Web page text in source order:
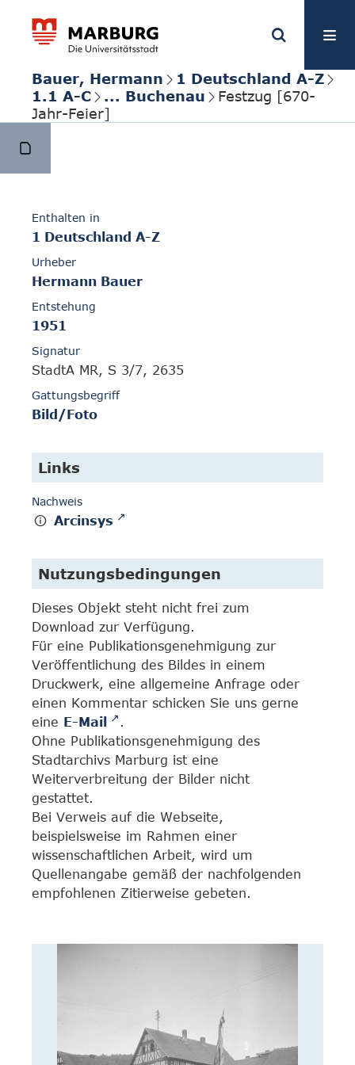
Bauer, Hermann
1 Deutschland A-Z
1.1 A-C
... Buchenau
Festzug [670-
Jahr-Feier]
Enthalten in
1 Deutschland A-Z
Urheber
Hermann Bauer
Entstehung
1951
Signatur
StadtA MR, S 3/7, 2635
Gattungsbegriff
Bild/Foto
Links
Nachweis
Arcinsys
Nutzungsbedingungen
Dieses Objekt steht nicht frei zum
Download zur Verfügung.
Für eine Publikationsgenehmigung zur
Veröffentlichung des Bildes in einem
Druckwerk, eine allgemeine Anfrage oder
einen Kommentar schicken Sie uns gerne
eine E-Mail
.
Ohne Publikationsgenehmigung des
Stadtarchivs Marburg ist eine
Weiterverbreitung der Bilder nicht
gestattet.
Bei Verweis auf die Webseite,
beispielsweise im Rahmen einer
wissenschaftlichen Arbeit, wird um
Quellenangabe gemäß der nachfolgenden
empfohlenen Zitierweise gebeten.